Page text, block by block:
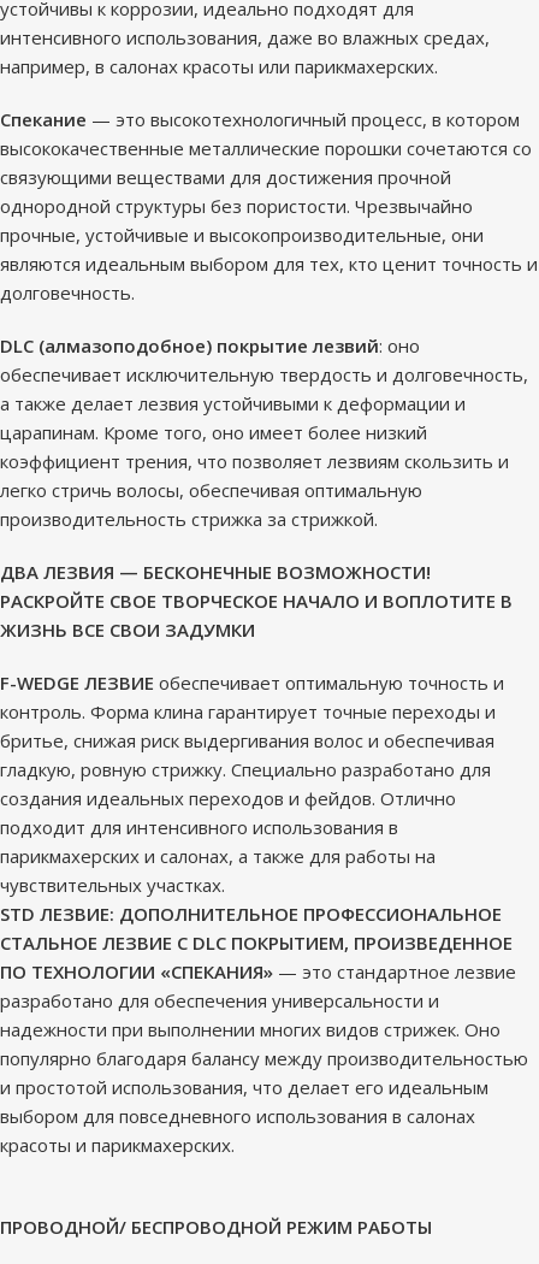
устойчивы к коррозии, идеально подходят для
интенсивного использования, даже во влажных средах,
например, в салонах красоты или парикмахерских.
Спекание — это высокотехнологичный процесс, в котором
высококачественные металлические порошки сочетаются со
связующими веществами для достижения прочной
однородной структуры без пористости. Чрезвычайно
прочные, устойчивые и высокопроизводительные, они
являются идеальным выбором для тех, кто ценит точность и
долговечность.
DLC (алмазоподобное) покрытие лезвий: оно
обеспечивает исключительную твердость и долговечность,
а также делает лезвия устойчивыми к деформации и
царапинам. Кроме того, оно имеет более низкий
коэффициент трения, что позволяет лезвиям скользить и
легко стричь волосы, обеспечивая оптимальную
производительность стрижка за стрижкой.
ДВА ЛЕЗВИЯ — БЕСКОНЕЧНЫЕ ВОЗМОЖНОСТИ!
РАСКРОЙТЕ СВОЕ ТВОРЧЕСКОЕ НАЧАЛО И ВОПЛОТИТЕ В
ЖИЗНЬ ВСЕ СВОИ ЗАДУМКИ
F-WEDGE ЛЕЗВИЕ обеспечивает оптимальную точность и
контроль. Форма клина гарантирует точные переходы и
бритье, снижая риск выдергивания волос и обеспечивая
гладкую, ровную стрижку. Специально разработано для
создания идеальных переходов и фейдов. Отлично
подходит для интенсивного использования в
парикмахерских и салонах, а также для работы на
чувствительных участках.
STD ЛЕЗВИЕ: ДОПОЛНИТЕЛЬНОЕ ПРОФЕССИОНАЛЬНОЕ
СТАЛЬНОЕ ЛЕЗВИЕ С DLC ПОКРЫТИЕМ, ПРОИЗВЕДЕННОЕ
ПО ТЕХНОЛОГИИ «СПЕКАНИЯ» — это стандартное лезвие
разработано для обеспечения универсальности и
надежности при выполнении многих видов стрижек. Оно
популярно благодаря балансу между производительностью
и простотой использования, что делает его идеальным
выбором для повседневного использования в салонах
красоты и парикмахерских.
ПРОВОДНОЙ/ БЕСПРОВОДНОЙ РЕЖИМ РАБОТЫ